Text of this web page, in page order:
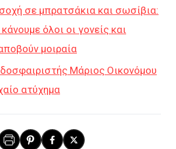
σε μπρατσάκια και σωσίβια:
όλοι οι γονείς και
μοιραία
Μάριος Οικονόμου
ατύχημα